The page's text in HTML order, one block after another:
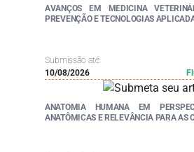
AVANÇOS EM MEDICINA
PREVENÇÃO E TECNOLOGIAS
Submissão até:
10/08/2026
ANATOMIA HUMANA EM
ANATÔMICAS E RELEVÂNCIA PARA AS